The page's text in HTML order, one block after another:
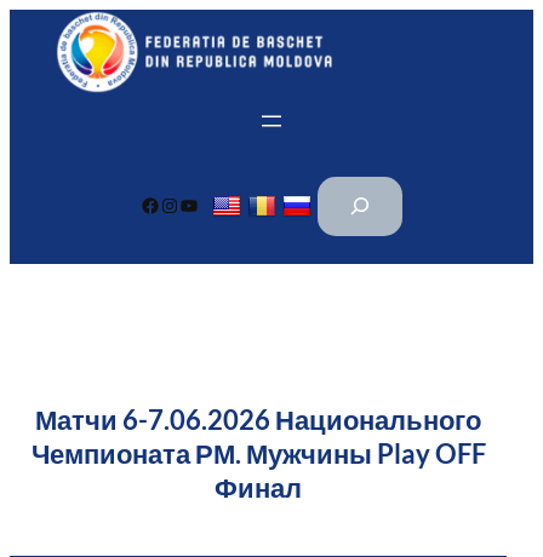
Перейти
содержимому
Facebook Instagram YouTube
П
и
Матчи 6-7.06.2026 Национального
Чемпионата РМ. Мужчины Play OFF
Финал